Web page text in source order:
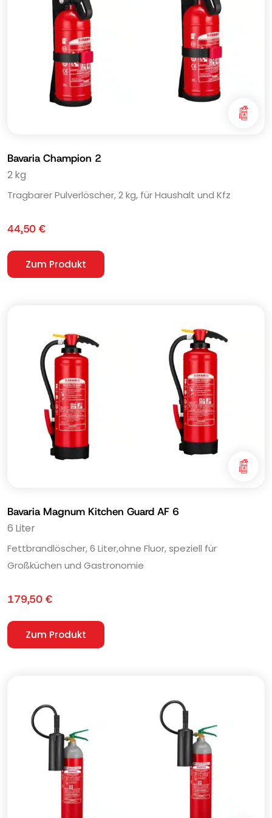
Bavaria Champion 2
2 kg
Tragbarer Pulverlöscher, 2 kg, für Haushalt und Kfz
44,50€
Zum Produkt
Bavaria Magnum Kitchen Guard AF 6
6 Liter
Fettbrandlöscher, 6 Liter,ohne Fluor, speziell für
Großküchen und Gastronomie
179,50 €
Zum Produkt